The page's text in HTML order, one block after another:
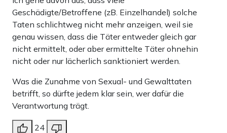
Geschädigte/Betroffene (zB. Einzelhandel) solche
Taten schlichtweg nicht mehr anzeigen, weil sie
genau wissen, dass die Täter entweder gleich gar
nicht ermittelt, oder aber ermittelte Täter ohnehin
nicht oder nur lächerlich sanktioniert werden.
Was die Zunahme von Sexual- und Gewalttaten
betrifft, so dürfte jedem klar sein, wer dafür die
Verantwortung trägt.
24